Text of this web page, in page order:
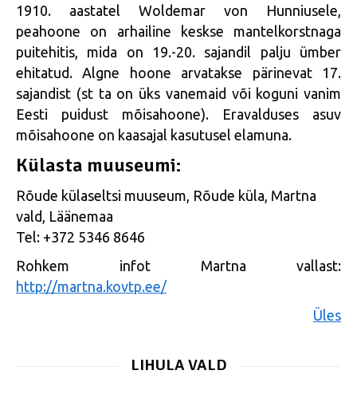
1910. aastatel Woldemar von Hunniusele,
peahoone on arhailine keskse mantelkorstnaga
puitehitis, mida on 19.-20. sajandil palju ümber
ehitatud. Algne hoone arvatakse pärinevat 17.
sajandist (st ta on üks vanemaid või koguni vanim
Eesti puidust mõisahoone). Eravalduses asuv
mõisahoone on kaasajal kasutusel elamuna.
Külasta muuseumi:
Rõude külaseltsi muuseum, Rõude küla, Martna
vald, Läänemaa
Tel: +372 5346 8646
Rohkem infot Martna vallast:
http://martna.kovtp.ee/
Üles
LIHULA VALD